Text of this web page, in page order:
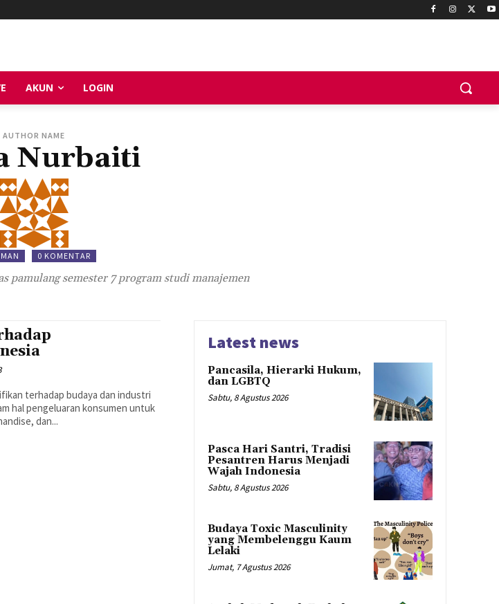
AKUN LOGIN
AUTHOR NAME
Nurbaiti
0 KOMENTAR
pamulang semester 7 program studi manajemen
terhadap budaya dan industri
hal pengeluaran konsumen untuk
dan...
Latest news
Pancasila, Hierarki Hukum,
dan LGBTQ
Sabtu, 8 Agustus 2026
Pasca Hari Santri, Tradisi
Pesantren Harus Menjadi
Wajah Indonesia
Sabtu, 8 Agustus 2026
Budaya Toxic Masculinity
yang Membelenggu Kaum
Lelaki
Jumat, 7 Agustus 2026